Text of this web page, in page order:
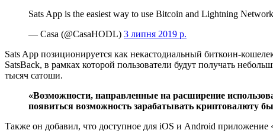
Sats App is the easiest way to use Bitcoin and Lightning
— Casa (@CasaHODL) 3 липня 2019 р.
Sats App позиционируется как некастодиальный биткоин-
SatsBack, в рамках которой пользователи будут получать
тысяч сатоши.
«Возможности, направленные на расширение
появиться возможность зарабатывать криптовалюту
Также он добавил, что доступное для iOS и Android приложение